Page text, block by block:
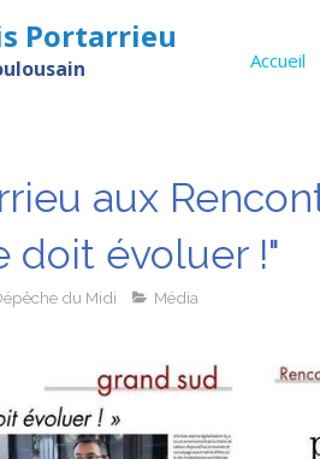
Accueil
Portarrieu
aux
doit évoluer !"
du Midi Média